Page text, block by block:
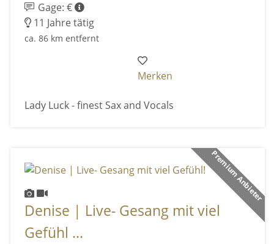
Gage: €
11 Jahre tätig
ca. 86 km entfernt
Merken
Lady Luck - finest Sax and Vocals
Premium Anbieter
Denise | Live- Gesang mit viel
Gefühl ...